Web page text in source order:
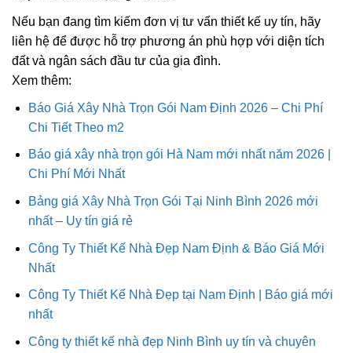
Nếu bạn đang tìm kiếm đơn vị tư vấn thiết kế uy tín, hãy
liên hệ để được hỗ trợ phương án phù hợp với diện tích
đất và ngân sách đầu tư của gia đình.
Xem thêm:
Báo Giá Xây Nhà Trọn Gói Nam Định 2026 – Chi Phí
Chi Tiết Theo m2
Báo giá xây nhà trọn gói Hà Nam mới nhất năm 2026 |
Chi Phí Mới Nhất
Bảng giá Xây Nhà Trọn Gói Tại Ninh Bình 2026 mới
nhất – Uy tín giá rẻ
Công Ty Thiết Kế Nhà Đẹp Nam Định & Báo Giá Mới
Nhất
Công Ty Thiết Kế Nhà Đẹp tại Nam Định | Báo giá mới
nhất
Công ty thiết kế nhà đẹp Ninh Bình uy tín và chuyên